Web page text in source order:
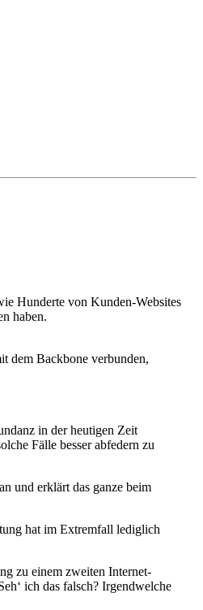
Hunderte von Kunden-Websites
haben.
dem Backbone verbunden,
in der heutigen Zeit
Fälle besser abfedern zu
und erklärt das ganze beim
hat im Extremfall lediglich
zu einem zweiten Internet-
ich das falsch? Irgendwelche